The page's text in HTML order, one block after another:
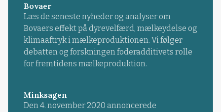
Bovaer
Læs de seneste nyheder og analyser om
Bovaers effekt på dyrevelfærd, mælkeydelse og
klimaaftryk i mælkeproduktionen. Vi følger
debatten og forskningen foderadditivets rolle
for fremtidens mælkeproduktion.
Minksagen
Den 4. november 2020 annoncerede